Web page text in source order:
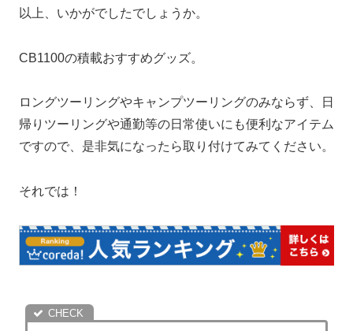
以上、いかがでしたでしょうか。
CB1100の積載おすすめグッズ。
ロングツーリングやキャンプツーリングのみならず、日
帰りツーリングや通勤等の日常使いにも便利なアイテム
ですので、是非気になったら取り付けてみてください。
それでは！